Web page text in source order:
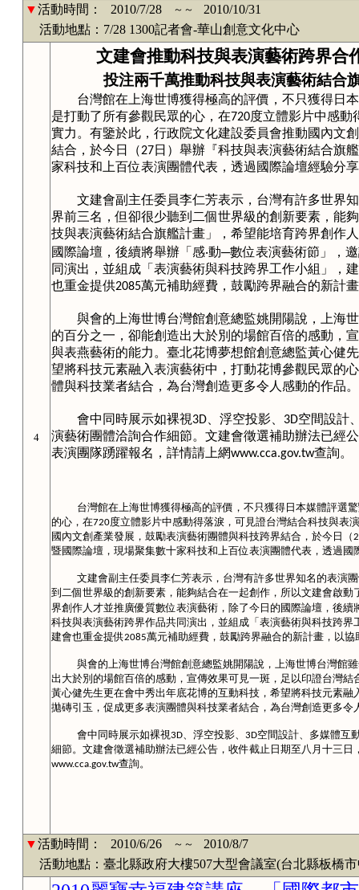
▼活動時間： 2010/7/28 ～～
2010/10/31
活動地點：7/28 1300記者會-華山創意文化中心
4
文建會推動科技與表演藝術跨界合
投注兩千萬推動科技與表演藝術結合
台灣館在上海世博獲得極高的評價，不只獲得日
是打動了所有參觀民眾的心，在720度立體影片中感動
實力。有鑒於此，行政院文化建設委員會推動國內文
結合，於今日（27日）舉辦『科技與表演藝術結合旗
家科技和上百位表演團體代表，透過國際論壇經驗分
文建會副主任委員李仁芳表示，台灣有許多世界
界前三名，但卻很少聽到二個世界級的創新要素，能
技與表演藝術結合旗艦計畫」，希望能培育跨界創作
國際論壇，後續將舉辦「感‧動─數位表演藝術節」，
同演出，並組成「表演藝術與科技跨界工作小組」，
也重金提供2085萬元補助經費，鼓勵跨界融合的新計
與會的上海世博台灣館創意總監姚開陽說，上海
的百分之一，卻能創造出大於別的場館百倍的感動，
與表燕藝術的能力。臺北花博夢想館創意總監黃心健
望將科技元素融入表演藝術中，打動花博參觀民眾的
體與科技業者結合，為台灣創造更多令人感動的作品。
會中同時展示如裸視3D 、浮空投影、 3D空間設計
演藝術團體洽詢合作細節。文建會徵選補助辦法已經
表演團隊踴躍報名，詳情請上網www.cca.gov.tw查詢。
台灣館在上海世博獲得極高的評價，不只獲得日本媒體評選
的心，在720度立體影片中感動得落淚，可見證台灣結合科技與表
國內文創產業發展，鼓勵表演藝術團體與科技跨界結合，於今日（
暨國際論壇，現場聚集數十家科技和上百位表演團體代表，透過
文建會副主任委員李仁芳表示，台灣有許多世界知名的表演
到二個世界級的創新要素，能夠結合在一起創作，所以文建會啟
界創作人才並推廣優質數位表演藝術，除了今日的國際論壇，後
科技與表演藝術跨界作品共同演出，並組成「表演藝術與科技跨
建會也重金提供2085萬元補助經費，鼓勵跨界融合的新計畫，以
與會的上海世博台灣館創意總監姚開陽說，上海世博台灣館
出大於別的場館百倍的感動，宣傳效果可見一斑，足以印證台灣
黃心健先生更在會中秀出年底花博的互動科技，希望將科技元素
拋磚引玉，促成更多表演團體與科技業者結合，為台灣創造更多令
會中同時展示如裸視3D、浮空投影、 3D空間設計、多媒體互
細節。文建會徵選補助辦法已經公告，收件截止日期至八月十三
www.cca.gov.tw查詢。
▼活動時間： 2010/6/26 ～～
2010/8/7
活動地點：臺北縣政府大樓507大型會議室(台北縣板橋